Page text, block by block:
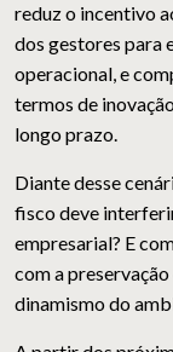
reduz o incentivo
dos gestores para
operacional, e
termos de
longo prazo.
Diante desse
fisco deve
empresarial? E
com a
dinamismo do